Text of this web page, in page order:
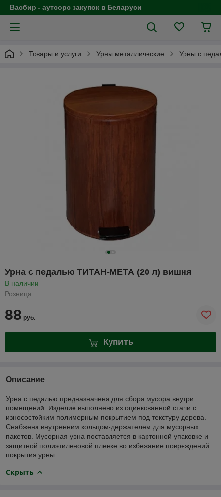
Васбир - аутсорс закупок в Беларуси
Товары и услуги Урны металлические Урны с
Урна с педалью ТИТАН-МЕТА (20 л) вишня
В наличии
Розница
88 руб.
Купить
Описание
Урна с педалью предназначена для сбора мусора внутри
помещений. Изделие выполнено из оцинкованной стали с
износостойким полимерным покрытием под текстуру дерева.
Снабжена внутренним кольцом-держателем для мусорных
пакетов. Мусорная урна поставляется в картонной упаковке и
защитной полиэтиленовой пленке во избежание повреждений
покрытия урны.
Скрыть